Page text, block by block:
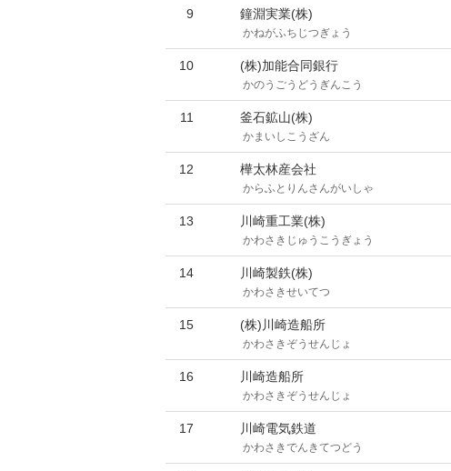
9 鐘淵実業(株)
かねがふちじつぎょう
10 (株)加能合同銀行
かのうごうどうぎんこう
11 釜石鉱山(株)
かまいしこうざん
12 樺太林産会社
からふとりんさんがいしゃ
13 川崎重工業(株)
かわさきじゅうこうぎょう
14 川崎製鉄(株)
かわさきせいてつ
15 (株)川崎造船所
かわさきぞうせんじょ
16 川崎造船所
かわさきぞうせんじょ
17 川崎電気鉄道
かわさきでんきてつどう